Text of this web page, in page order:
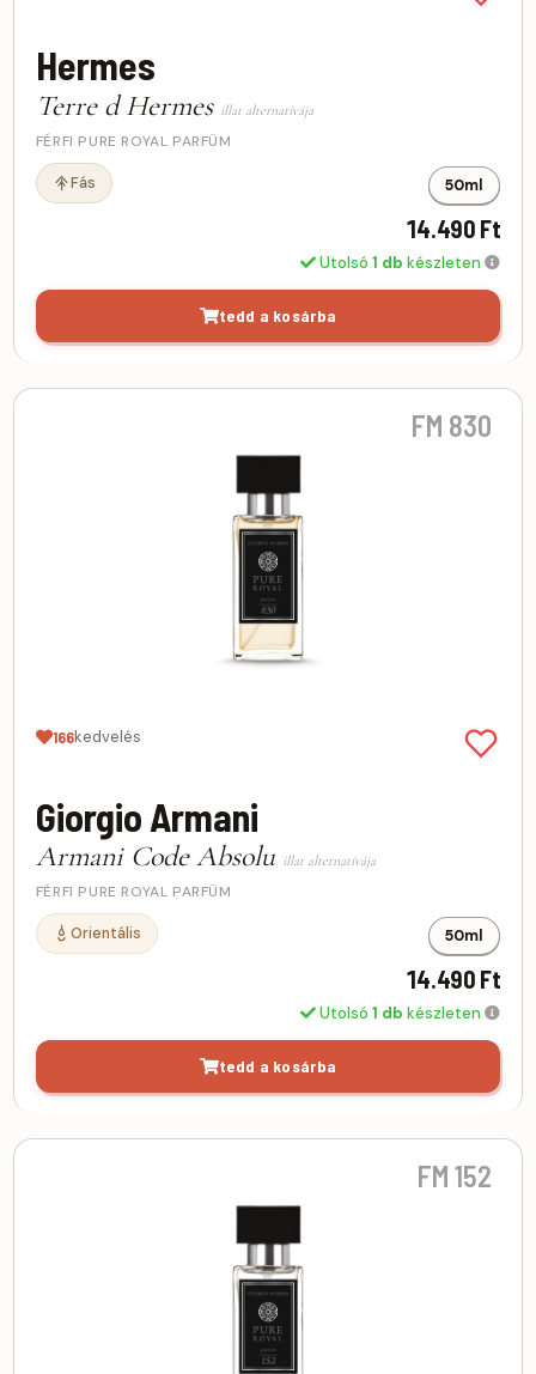
Hermes
Terre d Hermes illat alternatívája
FÉRFI PURE ROYAL PARFÜM
Fás 50ml
14.490 Ft
Utolsó1 db készleten
tedd a kosárba
FM 830
166kedvelés
Giorgio Armani
Armani Code Absolu illat alternatívája
FÉRFI PURE ROYAL PARFÜM
Orientális 50ml
14.490 Ft
Utolsó1 db készleten
tedd a kosárba
FM 152